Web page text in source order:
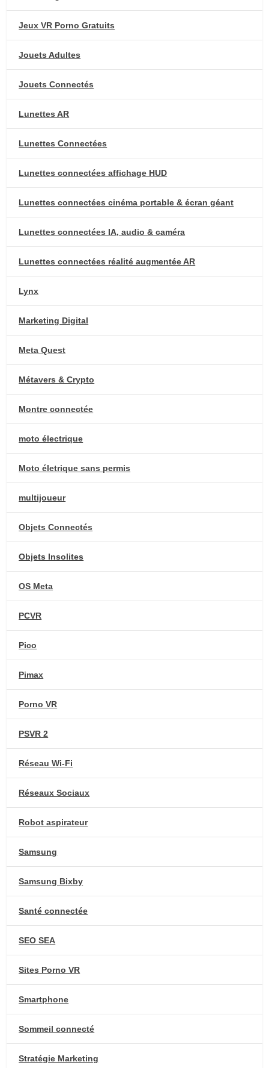
Jeux VR Porno Gratuits
Jouets Adultes
Jouets Connectés
Lunettes AR
Lunettes Connectées
Lunettes connectées affichage HUD
Lunettes connectées cinéma portable & écran géant
Lunettes connectées IA, audio & caméra
Lunettes connectées réalité augmentée AR
Lynx
Marketing Digital
Meta Quest
Métavers & Crypto
Montre connectée
moto électrique
Moto életrique sans permis
multijoueur
Objets Connectés
Objets Insolites
OS Meta
PCVR
Pico
Pimax
Porno VR
PSVR 2
Réseau Wi-Fi
Réseaux Sociaux
Robot aspirateur
Samsung
Samsung Bixby
Santé connectée
SEO SEA
Sites Porno VR
Smartphone
Sommeil connecté
Stratégie Marketing